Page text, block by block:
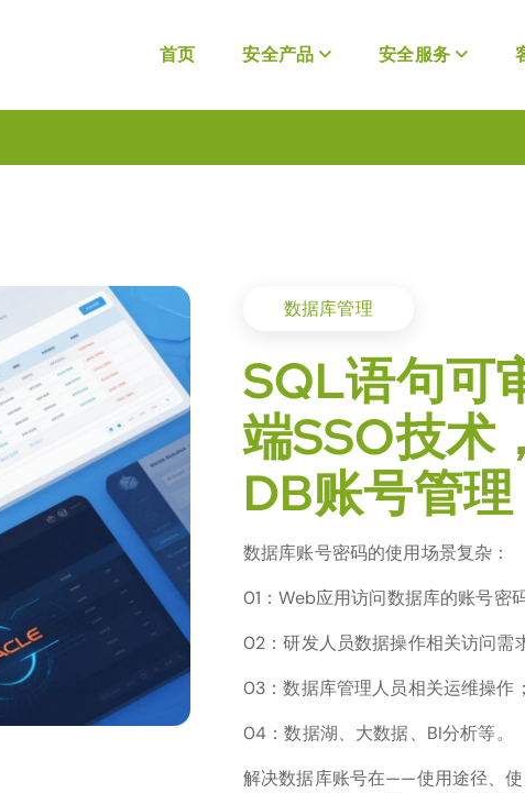
首页 安全产品 安全服务
数据库管理
SQL语句可
端SSO技术
DB账号管理
数据库账号密码的使用场景复杂：
01：Web应用访问数据库的账号密
02：研发人员数据操作相关访问需
03：数据库管理人员相关运维操作；
04：数据湖、大数据、BI分析等。
解决数据库账号在——使用途径、